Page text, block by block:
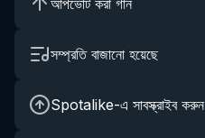
আপভোট করা গান
সম্প্রতি বাজানো হয়েছে
Spotalike-এ সাবস্ক্রাইব করুন